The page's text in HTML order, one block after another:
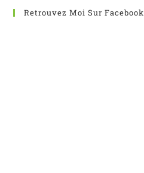
Retrouvez Moi Sur Facebook